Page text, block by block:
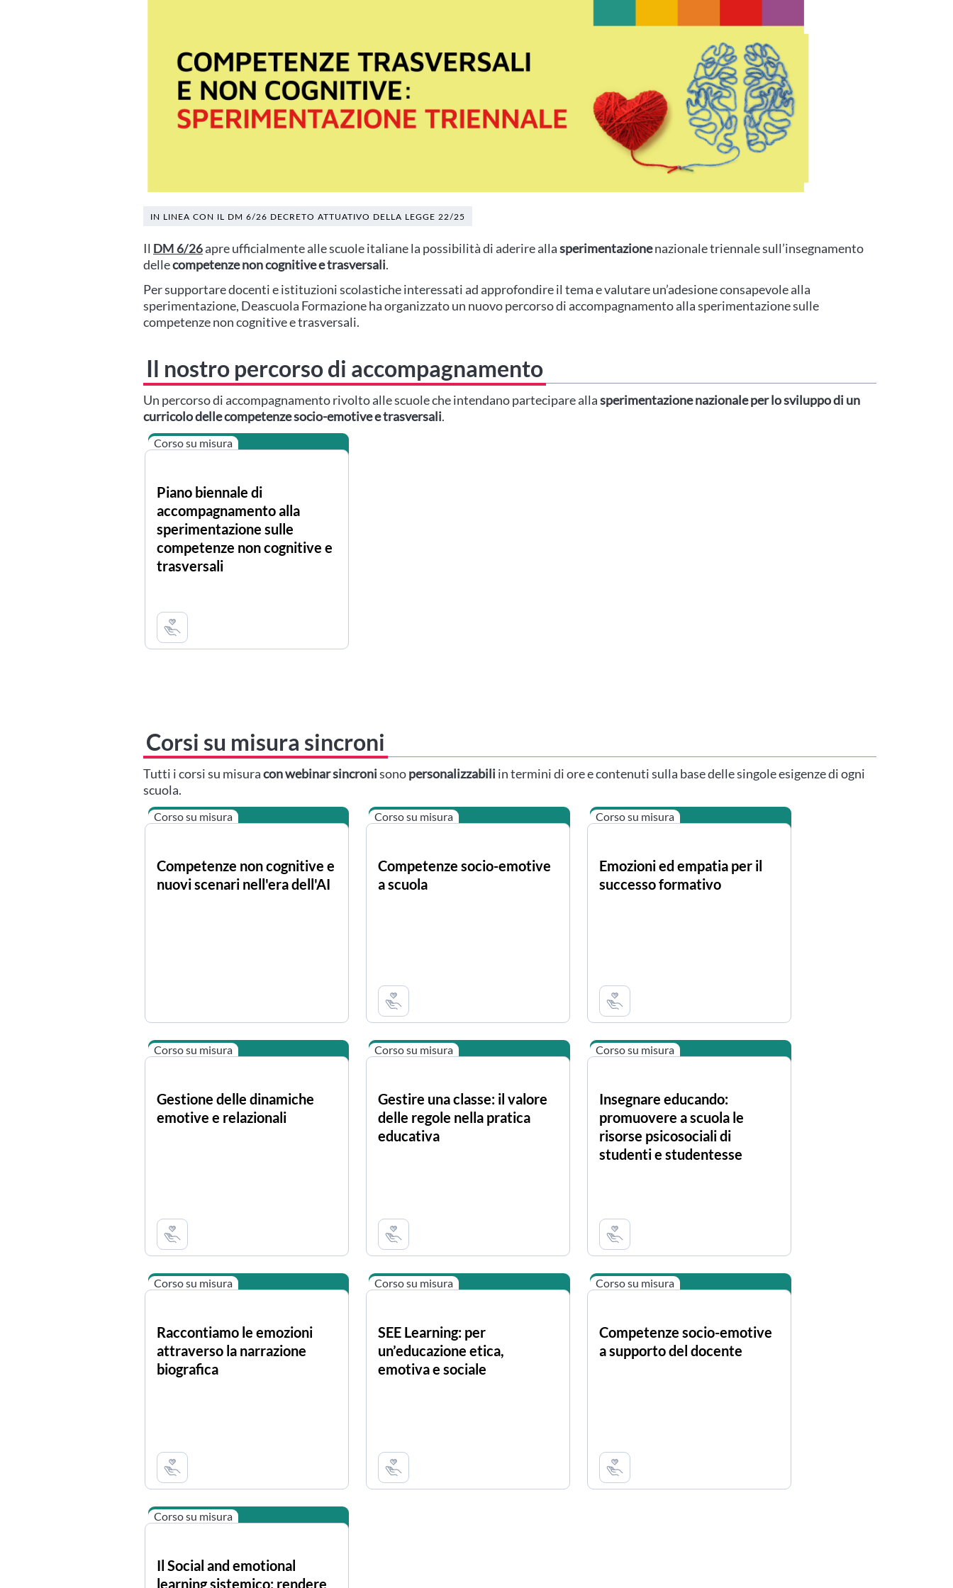
IN LINEA CON IL DM 6/26 DECRETO ATTUATIVO DELLA LEGGE 22/25
Il DM 6/26apre ufficialmente alle scuole italiane la possibilità di aderire allasperimentazionenazionale triennale sull’insegnamento
dellecompetenze non cognitive e trasversali.
Per supportare docenti e istituzioni scolastiche interessati ad approfondire il tema e valutare un’adesione consapevole alla
sperimentazione, Deascuola Formazione ha organizzato un nuovo percorso di accompagnamento alla sperimentazione sulle
competenze non cognitive e trasversali.
Il nostro percorso di accompagnamento
Un percorso di accompagnamento rivolto alle scuole che intendano partecipare allasperimentazione nazionale per lo sviluppo di un
curricolo delle competenze socio-emotive e trasversali.
Corso su misura
Piano biennale di
accompagnamento alla
sperimentazione sulle
competenze non cognitive e
trasversali
Corsi su misura sincroni
Tutti i corsi su misuracon webinar sincronisonopersonalizzabiliin termini di ore e contenuti sulla base delle singole esigenze di ogni
scuola.
Corso su misura
​Competenze non cognitive e
nuovi scenari nell'era dell'AI
Corso su misura
Competenze socio-emotive
a scuola
Corso su misura
Emozioni ed empatia per il
successo formativo
Corso su misura
Gestione delle dinamiche
emotive e relazionali
Corso su misura
Gestire una classe: il valore
delle regole nella pratica
educativa
Corso su misura
Insegnare educando:
promuovere a scuola le
risorse psicosociali di
studenti e studentesse
Corso su misura
Raccontiamo le emozioni
attraverso la narrazione
biografica
Corso su misura
SEE Learning: per
un’educazione etica,
emotiva e sociale
Corso su misura
Competenze socio-emotive
a supporto del docente
Corso su misura
Il Social and emotional
learning sistemico: rendere